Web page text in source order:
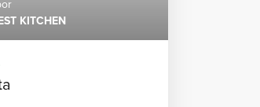
KITCHEN